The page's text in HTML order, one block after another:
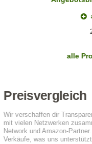
alle
Preisvergleich
Wir verschaffen dir
mit vielen Netzwerken
Network und Amazon-
Verkäufe, was uns